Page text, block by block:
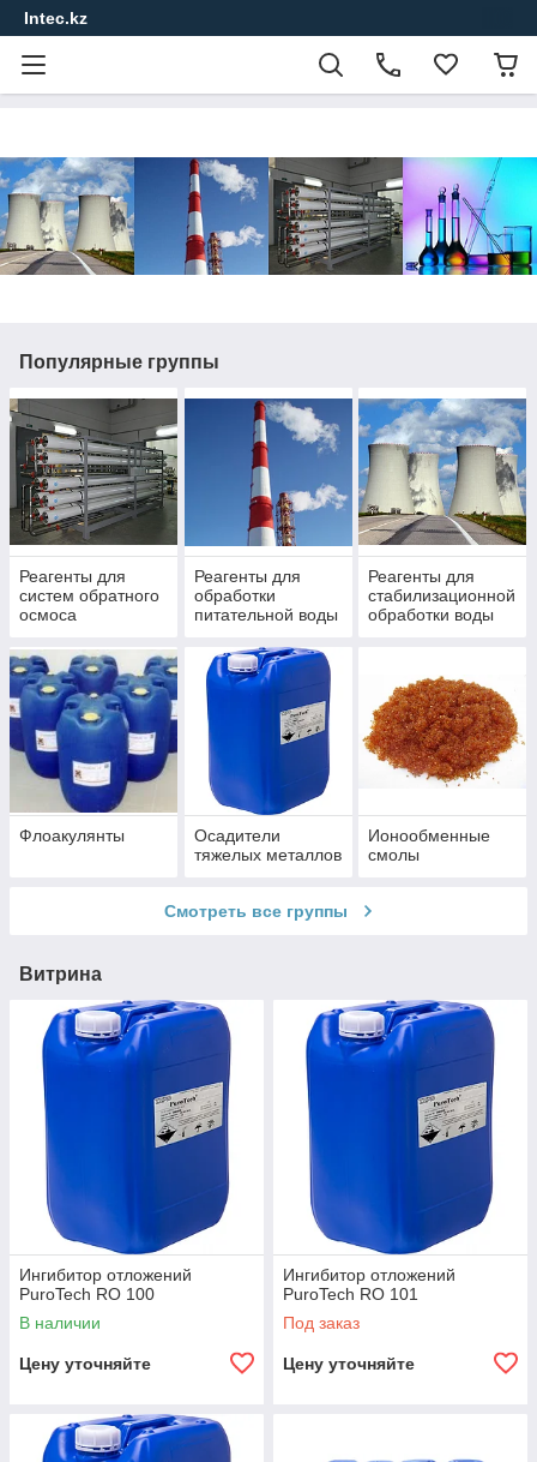
Intec.kz
Популярные группы
Реагенты для
систем обратного
осмоса
Реагенты для
обработки
питательной воды
систем
Реагенты для
стабилизационной
обработки воды
Флоакулянты
Осадители
тяжелых металлов
Ионообменные
смолы
Смотреть все группы
Витрина
Ингибитор отложений
PuroTech RO 100
В наличии
Цену уточняйте
Ингибитор отложений
PuroTech RO 101
Под заказ
Цену уточняйте